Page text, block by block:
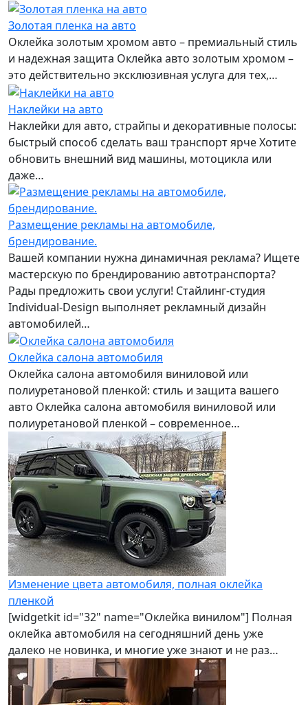
Золотая пленка на авто
Оклейка золотым хромом авто – премиальный стиль
и надежная защита Оклейка авто золотым хромом –
это действительно эксклюзивная услуга для тех,…
Наклейки на авто
Наклейки для авто, страйпы и декоративные полосы:
быстрый способ сделать ваш транспорт ярче Хотите
обновить внешний вид машины, мотоцикла или
даже…
Размещение рекламы на автомобиле,
брендирование.
Вашей компании нужна динамичная реклама? Ищете
мастерскую по брендированию автотранспорта?
Рады предложить свои услуги! Стайлинг-студия
Individual-Design выполняет рекламный дизайн
автомобилей…
Оклейка салона автомобиля
Оклейка салона автомобиля виниловой или
полиуретановой пленкой: стиль и защита вашего
авто Оклейка салона автомобиля виниловой или
полиуретановой пленкой – современное…
Изменение цвета автомобиля, полная оклейка
пленкой
[widgetkit id="32" name="Оклейка винилом"] Полная
оклейка автомобиля на сегодняшний день уже
далеко не новинка, и многие уже знают и не раз…